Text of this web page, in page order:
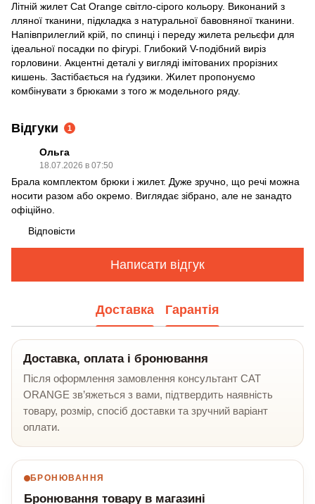
Літній жилет Cat Orange світло-сірого кольору. Виконаний з
лляної тканини, підкладка з натуральної бавовняної тканини.
Напівприлеглий крій, по спинці і переду жилета рельєфи для
ідеальної посадки по фігурі. Глибокий V-подібний виріз
горловини. Акцентні деталі у вигляді імітованих прорізних
кишень. Застібається на ґудзики. Жилет пропонуємо
комбінувати з брюками з того ж модельного ряду.
Відгуки 1
Ольга
18.07.2026 в 07:50
Брала комплектом брюки і жилет. Дуже зручно, що речі можна
носити разом або окремо. Виглядає зібрано, але не занадто
офіційно.
Відповісти
Написати відгук
Доставка Гарантія
Доставка, оплата і бронювання
Після оформлення замовлення консультант CAT
ORANGE зв’яжеться з вами, підтвердить наявність
товару, розмір, спосіб доставки та зручний варіант
оплати.
БРОНЮВАННЯ
Бронювання товару в магазині